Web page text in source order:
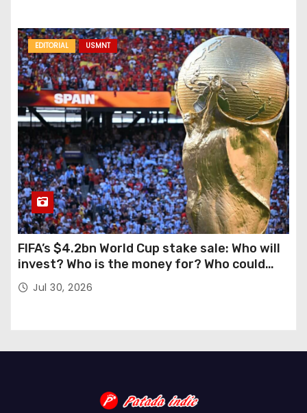
EDITORIAL USMNT
FIFA’s $4.2bn World Cup stake sale: Who will
invest? Who is the money for? Who could
stop this?
Jul 30, 2026